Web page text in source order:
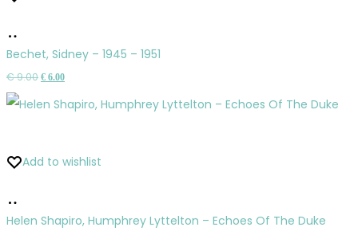
do
košíka
Bechet, Sidney – 1945 – 1951
€9.00Pôvodná
€ 6.00Aktuálna
Add to wishlist
do
Helen Shapiro, Humphrey Lyttelton – Echoes Of The Duke